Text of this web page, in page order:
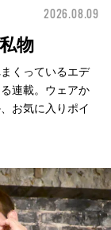
2026.08.09
物
くっているエデ
連載。ウェアか
お気に入りポイ